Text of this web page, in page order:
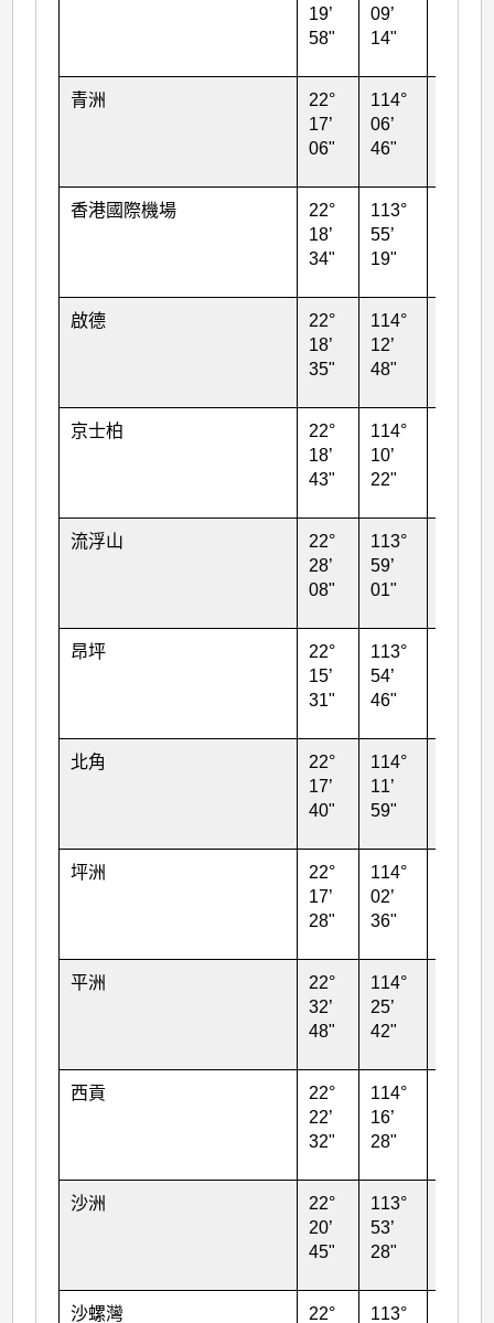
19’
58"
09’
14"
青洲
22°
17’
06"
114°
06’
46"
香港國際機場
22°
18’
34"
113°
55’
19"
啟德
22°
18’
35"
114°
12’
48"
京士柏
22°
18’
43"
114°
10’
22"
流浮山
22°
28’
08"
113°
59’
01"
昂坪
22°
15’
31"
113°
54’
46"
北角
22°
17’
40"
114°
11’
59"
坪洲
22°
17’
28"
114°
02’
36"
平洲
22°
32’
48"
114°
25’
42"
西貢
22°
22’
32"
114°
16’
28"
沙洲
22°
20’
45"
113°
53’
28"
沙螺灣 22° 113°